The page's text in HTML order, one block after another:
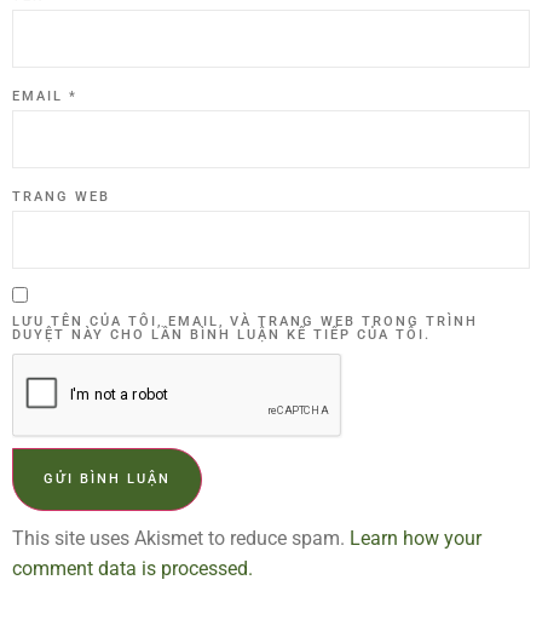
EMAIL *
TRANG WEB
LƯU TÊN CỦA TÔI, EMAIL, VÀ TRANG WEB TRONG TRÌNH
DUYỆT NÀY CHO LẦN BÌNH LUẬN KẾ TIẾP CỦA TÔI.
This site uses Akismet to reduce spam. Learn how your
comment data is processed.